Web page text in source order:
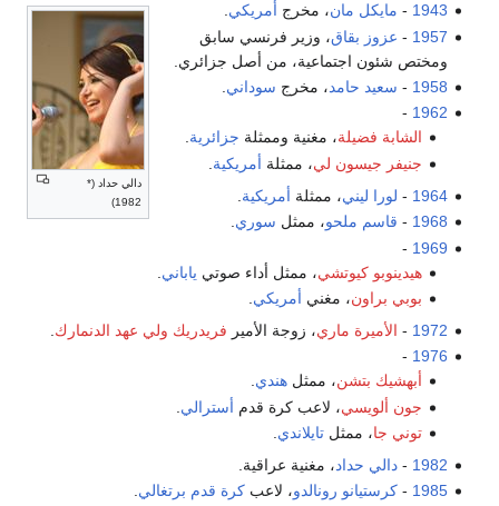
دالي حداد (*
1982)
1943
- مايكل مان، مخرج أمريكي
1957
- عزوز بقاق، وزير فرنسي سابق
ومختص شئون اجتماعية، من أصل جزائري.
1958
- سعيد حامد، مخرج سوداني
1962
-
الشابة فضيلة، مغنية وممثلة جزائرية.
جنيفر جيسون لي، ممثلة أمريكية
1964
- لورا ليني، ممثلة أمريكية
1968
- قاسم ملحو، ممثل سوري
1969
-
هيدينوبو كيوتشي، ممثل أداء صوتي ياباني
بوبي براون، مغني أمريكي
1972
- الأميرة ماري، زوجة الأمير فريدريك ولي عهد الدنمارك
1976
-
أبهشيك بتشن، ممثل هندي.
جون ألويسي، لاعب كرة قدم أسترالي
توني جا، ممثل تايلاندي
1982
-دالي حداد، مغنية عراقية.
1985
-كرستيانو رونالدو، لاعبكرة قدم برتغالي.